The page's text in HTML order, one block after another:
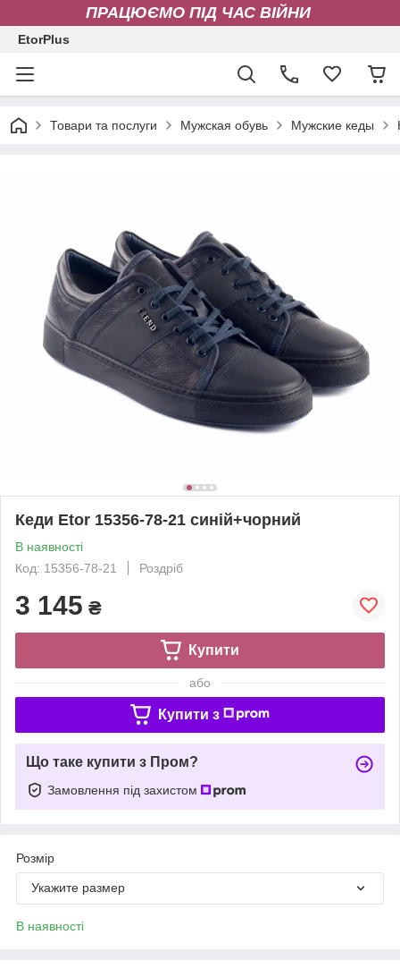
ПРАЦЮЄМО ПІД ЧАС ВІЙНИ
EtorPlus
Товари та послуги Мужская обувь Мужские кеды
Кеди Etor 15356-78-21 синій+чорний
В наявності
Код: 15356-78-21
Роздріб
3 145 ₴
Купити
або
Купити з
Що таке купити з Пром?
Замовлення під захистом
Розмір
Укажите размер
В наявності